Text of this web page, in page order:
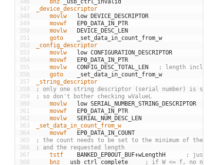
346
347
348
349
350
351
352
353
354
355
356
357
358
359
360
361
362
363
364
365
366
367
368
	bnz
usb ctrl
invalid
_device_descriptor
	movlw
low DEVICE
DESCRIPTOR
	movwf
EP0 DATA IN
PTR
	movlw
DEVICE DESC
LEN
	goto
set data in count from w
_config_descriptor
	movlw
low CONFIGURATION
DESCRIPTOR
	movwf
EP0 DATA IN
PTR
	movlw
CONFIG DESC TOTAL LEN
; length
	goto
set data in count from w
_string_descriptor
; only one string descriptor (serial number) is
; so don't bother checking wValueL
	movlw
low SERIAL NUMBER STRING
DESCRIPTOR
	movwf
EP0 DATA IN
PTR
	movlw
SERIAL NUM DESC
LEN
_set_data_in_count_from_w
	movwf
EP0 DATA IN COUNT
; the count needs to be set to the minimum of the
; and the requested length
	tstf
BANKED EP0OUT BUF+wLengthH
; just
	bnz
usb ctrl complete
; if W <= f, no need